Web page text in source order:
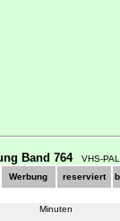
Band 764
VHS-
Werbung reserviert
Minuten